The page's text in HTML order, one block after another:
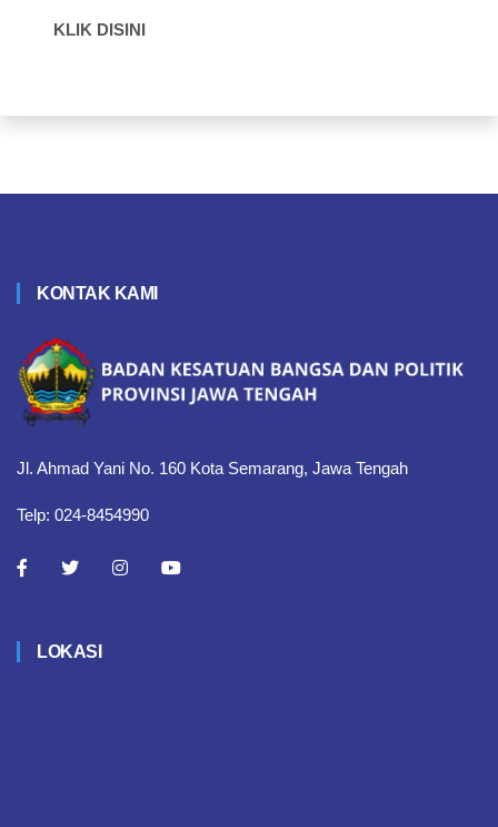
KLIK DISINI
KONTAK KAMI
Jl. Ahmad Yani No. 160 Kota Semarang, Jawa Tengah
Telp: 024-8454990
LOKASI